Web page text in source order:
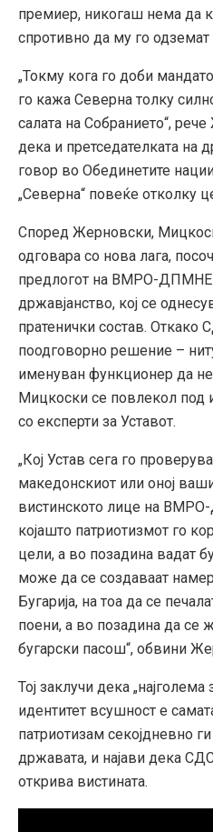
премиер, никогаш нема да
спротивно да му го одземат
„Токму кога го доби
го кажа Северна толку
салата на Собранието“,
дека и претседателката на
говор во Обединетите
„Северна“ повеќе отколку
Според Жерновски,
одговара со нова лага,
предлогот на ВМРО-ДПМНЕ
државјанство, кој се
пратенички состав.
поодговорно решение –
именуван функционер да
Мицкоски се повлекол под
со експерти за Уставот.
„Кој Устав сега го
македонскиот или оној
вистинското лице на
којашто патриотизмот го
цели, а во позадина вадат
може да се создаваат
Бугарија, на тоа да се
поени, а во позадина да се
бугарски пасош“, обвини
Тој заклучи дека
идентитет всушност е
патриотизам секојдневно
државата, и најави дека
открива вистината.